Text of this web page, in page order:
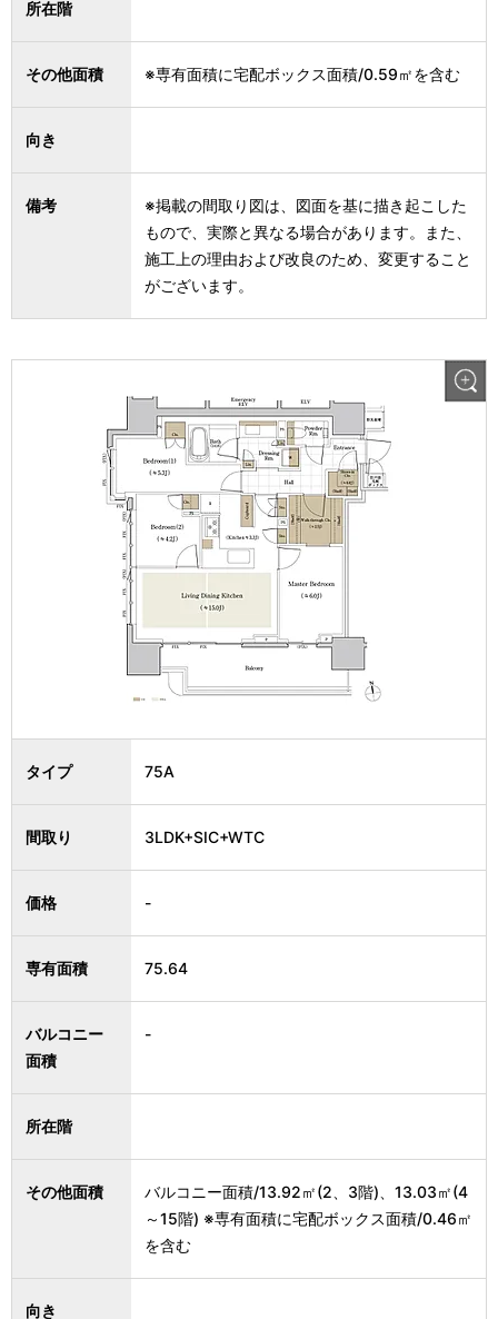
所在階
その他面積 ※専有面積に宅配ボックス面積/0.59㎡を含む
向き
備考
※掲載の間取り図は、図面を基に描き起こした
もので、実際と異なる場合があります。また、
施工上の理由および改良のため、変更すること
がございます。
タイプ 75A
間取り 3LDK+SIC+WTC
価格 -
専有面積 75.64
バルコニー
面積
-
所在階
その他面積
バルコニー面積/13.92㎡(2、3階)、13.03㎡(4
～15階) ※専有面積に宅配ボックス面積/0.46㎡
を含む
向き